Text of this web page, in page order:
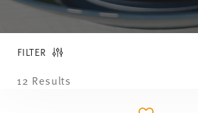
FILTER
12 Results